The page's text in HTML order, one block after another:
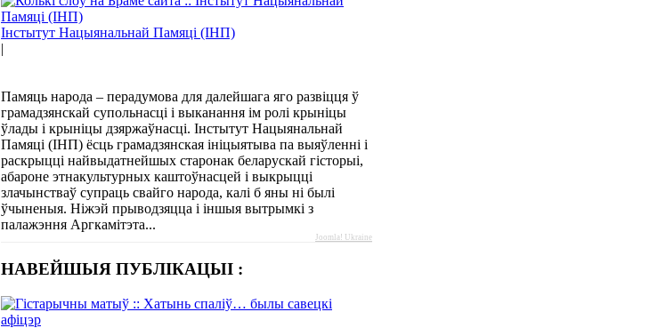
Інстытут Нацыянальнай Памяці (ІНП)
|
Памяць народа – перадумова для далейшага яго развіцця ў
грамадзянскай супольнасці і выканання ім ролі крыніцы
ўлады і крыніцы дзяржаўнасці. Інстытут Нацыянальнай
Памяці (ІНП) ёсць грамадзянская ініцыятыва па выяўленні і
раскрыцці найвыдатнейшых старонак беларускай гісторыі,
абароне этнакультурных каштоўнасцей і выкрыцці
злачынстваў супраць свайго народа, калі б яны ні былі
ўчыненыя. Ніжэй прыводзяцца і іншыя вытрымкі з
палажэння Аргкамітэта...
Joomla! Ukraine
НАВЕЙШЫЯ ПУБЛІКАЦЫІ :